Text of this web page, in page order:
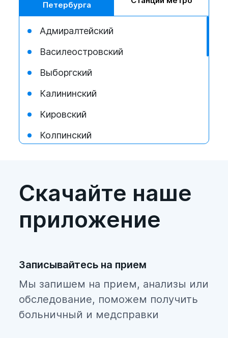
Петербурга
Адмиралтейский
Василеостровский
Выборгский
Калининский
Кировский
Колпинский
Кронштадтский
Курортный
Московский
Невский
Петроградский
Петродворцовый
Скачайте наше
приложение
Записывайтесь на прием
Мы запишем на прием, анализы или
обследование, поможем получить
больничный и медсправки